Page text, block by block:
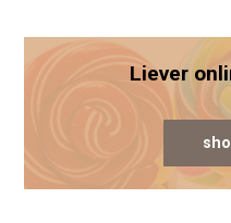
Liever